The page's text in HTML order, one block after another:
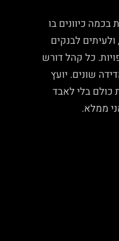
כיוונים בו
לבנקים
כל קהל דורש
שונים. יועץ
כולם בלי לאבד
ממלא.